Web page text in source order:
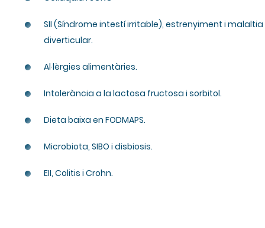
SII (Síndrome intestí irritable), estrenyiment i malaltia
diverticular.
Al·lèrgies alimentàries.
Intolerància a la lactosa fructosa i sorbitol.
Dieta baixa en FODMAPS.
Microbiota, SIBO i disbiosis.
EII, Colitis i Crohn.